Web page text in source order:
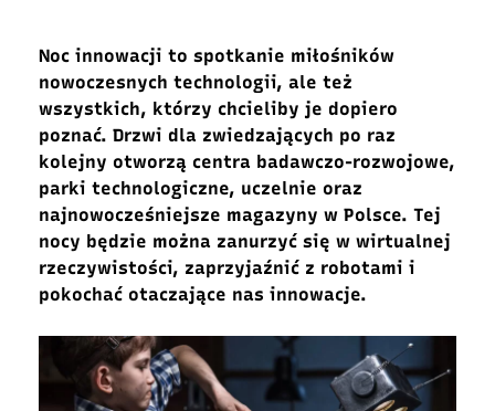
Noc innowacji to spotkanie miłośników
nowoczesnych technologii, ale też
wszystkich, którzy chcieliby je dopiero
poznać. Drzwi dla zwiedzających po raz
kolejny otworzą centra badawczo-rozwojowe,
parki technologiczne, uczelnie oraz
najnowocześniejsze magazyny w Polsce. Tej
nocy będzie można zanurzyć się w wirtualnej
rzeczywistości, zaprzyjaźnić z robotami i
pokochać otaczające nas innowacje.